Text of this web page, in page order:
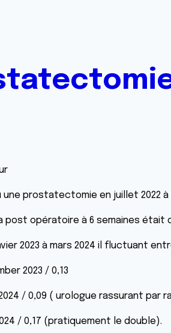
une prostatectomie en juillet 2022 à
post opératoire à 6 semaines était
2023 à mars 2024 il fluctuant
2023 / 0,13
/ 0,09 ( urologue rassurant
/ 0,17 (pratiquement le double).